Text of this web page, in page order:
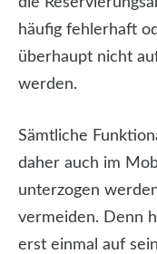
häufig fehlerhaft
überhaupt nicht
werden.
Sämtliche
daher auch im
unterzogen
vermeiden. Denn
erst einmal auf